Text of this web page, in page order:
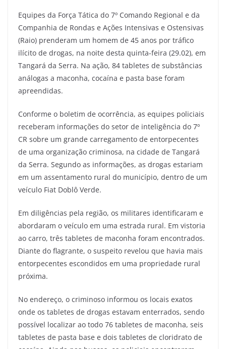
Equipes da Força Tática do 7º Comando Regional e da
Companhia de Rondas e Ações Intensivas e Ostensivas
(Raio) prenderam um homem de 45 anos por tráfico
ilícito de drogas, na noite desta quinta-feira (29.02), em
Tangará da Serra. Na ação, 84 tabletes de substâncias
análogas a maconha, cocaína e pasta base foram
apreendidas.
Conforme o boletim de ocorrência, as equipes policiais
receberam informações do setor de inteligência do 7º
CR sobre um grande carregamento de entorpecentes
de uma organização criminosa, na cidade de Tangará
da Serra. Segundo as informações, as drogas estariam
em um assentamento rural do município, dentro de um
veículo Fiat Doblô Verde.
Em diligências pela região, os militares identificaram e
abordaram o veículo em uma estrada rural. Em vistoria
ao carro, três tabletes de maconha foram encontrados.
Diante do flagrante, o suspeito revelou que havia mais
entorpecentes escondidos em uma propriedade rural
próxima.
No endereço, o criminoso informou os locais exatos
onde os tabletes de drogas estavam enterrados, sendo
possível localizar ao todo 76 tabletes de maconha, seis
tabletes de pasta base e dois tabletes de cloridrato de